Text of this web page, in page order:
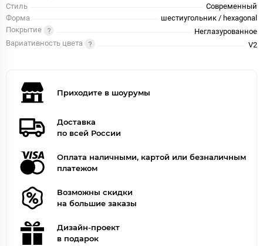
Стиль
Современный
Форма
шестиугольник / hexagonal
Покрытие
Неглазурованное
Вариативность цвета
V2
Приходите в шоурумы
Доставка
по всей России
Оплата наличными, картой или безналичным
платежом
Возможны скидки
на большие заказы
Дизайн-проект
в подарок